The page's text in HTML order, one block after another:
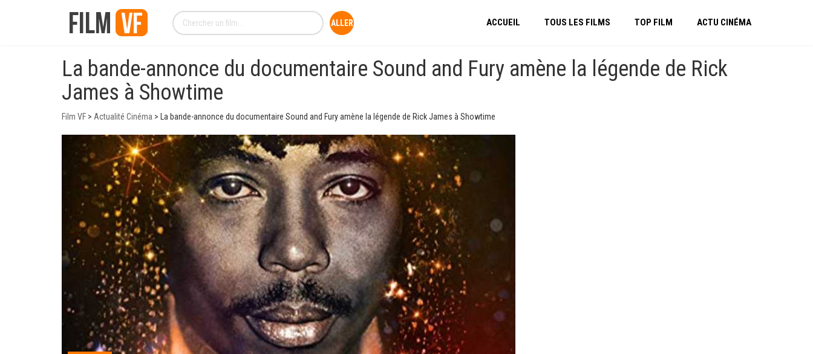
ACCUEIL TOUS LES FILMS TOP FILM ACTU CINÉMA
La bande-annonce du documentaire Sound and Fury amène la légende de Rick
James à Showtime
Film VF > Actualité Cinéma > La bande-annonce du documentaire Sound and Fury amène la légende de Rick James à Showtime